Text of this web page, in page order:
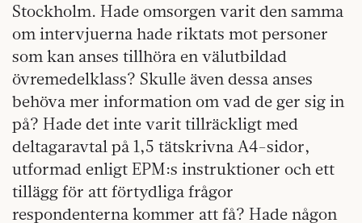
Stockholm. Hade omsorgen varit den samma
om intervjuerna hade riktats mot personer
som kan anses tillhöra en välutbildad
övremedelklass? Skulle även dessa anses
behöva mer information om vad de ger sig in
på? Hade det inte varit tillräckligt med
deltagaravtal på 1,5 tätskrivna A4-sidor,
utformad enligt EPM:s instruktioner och ett
tillägg för att förtydliga frågor
respondenterna kommer att få? Hade någon